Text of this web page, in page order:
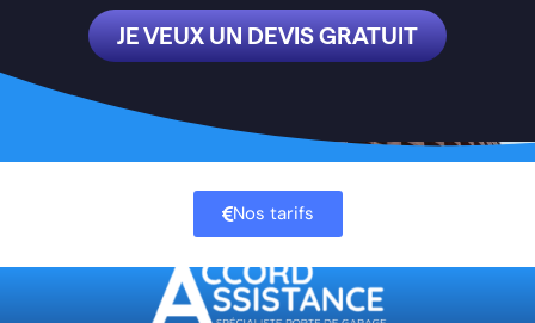
JE VEUX UN DEVIS GRATUIT
Nos tarifs